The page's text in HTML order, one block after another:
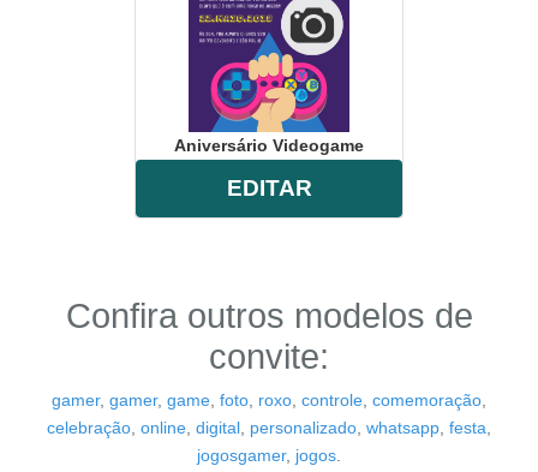
Aniversário Videogame
EDITAR
Confira outros modelos de
convite:
gamer, gamer, game foto roxo controle comemoração
celebração online digital personalizado whatsapp festa
jogosgamer, jogos